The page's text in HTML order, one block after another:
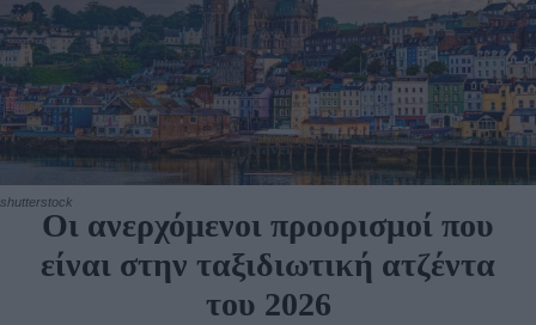
shutterstock
Travel
Οι ανερχόμενοι προορισμοί που
είναι στην ταξιδιωτική ατζέντα
του 2026